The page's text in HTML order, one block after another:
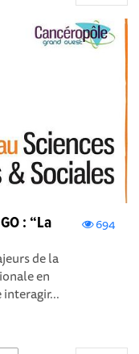
694
: “La
de la
en